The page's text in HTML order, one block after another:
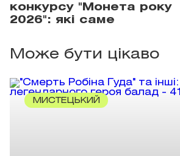
конкурсу "Монета року
2026": які саме
Може бути цікаво
МИСТЕЦЬКИЙ